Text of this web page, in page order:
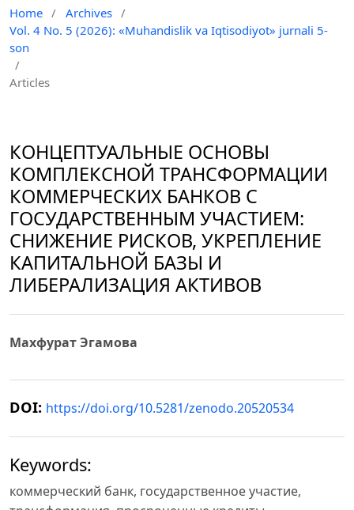
Home / Archives /
Vol. 4 No. 5 (2026): «Muhandislik va Iqtisodiyot» jurnali 5-
son
/
Articles
КОНЦЕПТУАЛЬНЫЕ ОСНОВЫ
КОМПЛЕКСНОЙ ТРАНСФОРМАЦИИ
КОММЕРЧЕСКИХ БАНКОВ С
ГОСУДАРСТВЕННЫМ УЧАСТИЕМ:
СНИЖЕНИЕ РИСКОВ, УКРЕПЛЕНИЕ
КАПИТАЛЬНОЙ БАЗЫ И
ЛИБЕРАЛИЗАЦИЯ АКТИВОВ
Махфурат Эгамова
DOI: https://doi.org/10.5281/zenodo.20520534
Keywords:
коммерческий банк, государственное участие,